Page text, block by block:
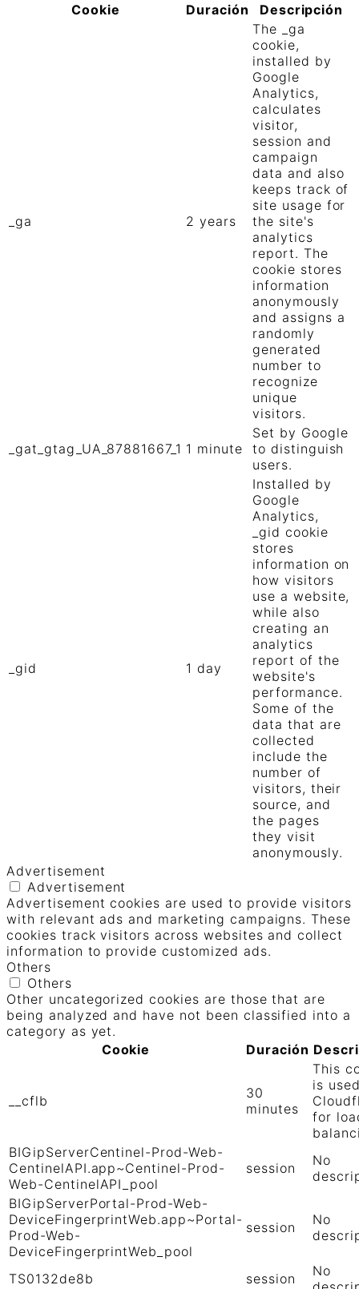
Cookie
Duración Descripción
_ga 2 years
The _ga
cookie,
installed by
Google
Analytics,
calculates
visitor,
session and
campaign
data and also
keeps track of
site usage for
the site's
analytics
report. The
cookie stores
information
anonymously
and assigns a
randomly
generated
number to
recognize
unique
visitors.
_gat_gtag_UA_87881667_1 1 minute
Set by Google
to distinguish
users.
_gid 1 day
Installed by
Google
Analytics,
_gid cookie
stores
information on
how visitors
use a website,
while also
creating an
analytics
report of the
website's
performance.
Some of the
data that are
collected
include the
number of
visitors, their
source, and
the pages
they visit
anonymously.
Advertisement
Advertisement
Advertisement cookies are used to provide visitors
with relevant ads and marketing campaigns. These
cookies track visitors across websites and collect
information to provide customized ads.
Others
Others
Other uncategorized cookies are those that are
being analyzed and have not been classified into a
category as yet.
Cookie
Duración
__cflb
30
minutes
This
is
for
BIGipServerCentinel-Prod-Web-
CentinelAPI.app~Centinel-Prod-
Web-CentinelAPI_pool
session
No
BIGipServerPortal-Prod-Web-
DeviceFingerprintWeb.app~Portal-
Prod-Web-
DeviceFingerprintWeb_pool
session
No
TS0132de8b session
No